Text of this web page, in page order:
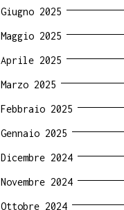
Giugno 2025
Maggio 2025
Aprile 2025
Marzo 2025
Febbraio 2025
Gennaio 2025
Dicembre 2024
Novembre 2024
Ottobre 2024